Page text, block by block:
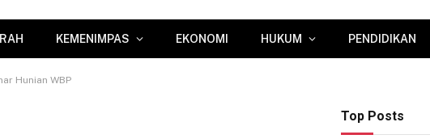
KEMENIMPAS EKONOMI HUKUM PENDIDIKAN
Hunian WBP
Top Posts